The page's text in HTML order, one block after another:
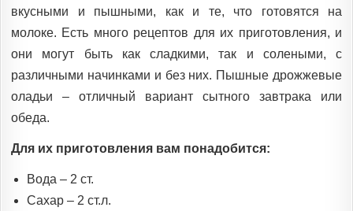
вкусными и пышными, как и те, что готовятся на
молоке. Есть много рецептов для их приготовления, и
они могут быть как сладкими, так и солеными, с
различными начинками и без них. Пышные дрожжевые
оладьи – отличный вариант сытного завтрака или
обеда.
Для их приготовления вам понадобится:
Вода – 2 ст.
Сахар – 2 ст.л.